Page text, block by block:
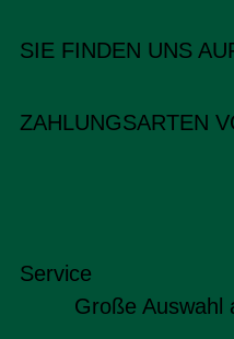
SIE FINDEN UNS
ZAHLUNGSARTEN
Service
Große Auswahl